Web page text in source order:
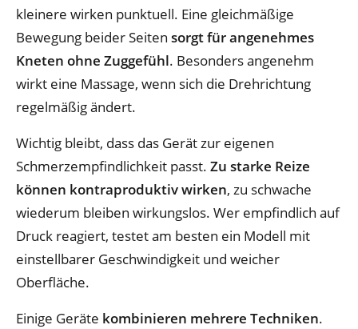
kleinere wirken punktuell. Eine gleichmäßige
Bewegung beider Seiten sorgt für angenehmes
Kneten ohne Zuggefühl. Besonders angenehm
wirkt eine Massage, wenn sich die Drehrichtung
regelmäßig ändert.
Wichtig bleibt, dass das Gerät zur eigenen
Schmerzempfindlichkeit passt. Zu starke Reize
können kontraproduktiv wirken, zu schwache
wiederum bleiben wirkungslos. Wer empfindlich auf
Druck reagiert, testet am besten ein Modell mit
einstellbarer Geschwindigkeit und weicher
Oberfläche.
Einige Geräte kombinieren mehrere Techniken.